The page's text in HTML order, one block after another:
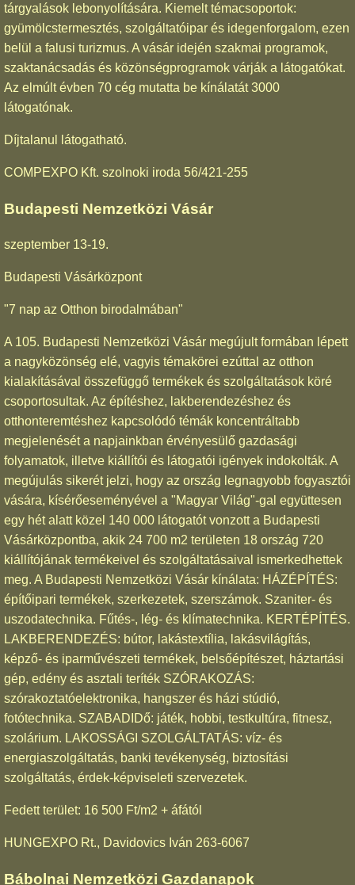
tárgyalások lebonyolítására. Kiemelt témacsoportok:
gyümölcstermesztés, szolgáltatóipar és idegenforgalom, ezen
belül a falusi turizmus. A vásár idején szakmai programok,
szaktanácsadás és közönségprogramok várják a látogatókat.
Az elmúlt évben 70 cég mutatta be kínálatát 3000
látogatónak.
Díjtalanul látogatható.
COMPEXPO Kft. szolnoki iroda 56/421-255
Budapesti Nemzetközi Vásár
szeptember 13-19.
Budapesti Vásárközpont
"7 nap az Otthon birodalmában"
A 105. Budapesti Nemzetközi Vásár megújult formában lépett
a nagyközönség elé, vagyis témakörei ezúttal az otthon
kialakításával összefüggő termékek és szolgáltatások köré
csoportosultak. Az építéshez, lakberendezéshez és
otthonteremtéshez kapcsolódó témák koncentráltabb
megjelenését a napjainkban érvényesülő gazdasági
folyamatok, illetve kiállítói és látogatói igények indokolták. A
megújulás sikerét jelzi, hogy az ország legnagyobb fogyasztói
vására, kísérőeseményével a "Magyar Világ"-gal együttesen
egy hét alatt közel 140 000 látogatót vonzott a Budapesti
Vásárközpontba, akik 24 700 m2 területen 18 ország 720
kiállítójának termékeivel és szolgáltatásaival ismerkedhettek
meg. A Budapesti Nemzetközi Vásár kínálata: HÁZÉPÍTÉS:
építőipari termékek, szerkezetek, szerszámok. Szaniter- és
uszodatechnika. Fűtés-, lég- és klímatechnika. KERTÉPÍTÉS.
LAKBERENDEZÉS: bútor, lakástextília, lakásvilágítás,
képző- és iparművészeti termékek, belsőépítészet, háztartási
gép, edény és asztali teríték SZÓRAKOZÁS:
szórakoztatóelektronika, hangszer és házi stúdió,
fotótechnika. SZABADIDő: játék, hobbi, testkultúra, fitnesz,
szolárium. LAKOSSÁGI SZOLGÁLTATÁS: víz- és
energiaszolgáltatás, banki tevékenység, biztosítási
szolgáltatás, érdek-képviseleti szervezetek.
Fedett terület: 16 500 Ft/m2 + áfától
HUNGEXPO Rt., Davidovics Iván 263-6067
Bábolnai Nemzetközi Gazdanapok